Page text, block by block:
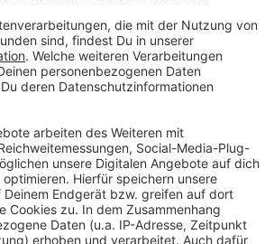
Video anzusehen.
Mehr Informationen
byUsercentrics Consent
Management Platform
(Official Video)